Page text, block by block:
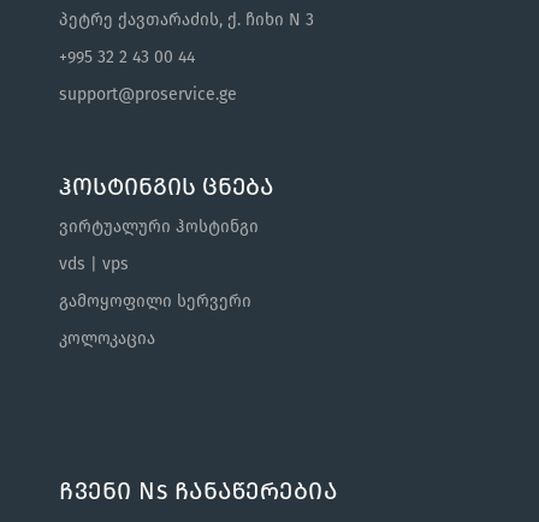
პეტრე ქავთარაძის, ქ. ჩიხი N 3
+995 32 2 43 00 44
support@proservice.ge
ჰოსტინგის ცნება
ვირტუალური ჰოსტინგი
vds | vps
გამოყოფილი სერვერი
კოლოკაცია
Ჩვენი Ns Ჩანაწერებია